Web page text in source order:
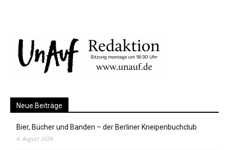
Neue Beiträge
Bier, Bücher und Banden – der Berliner Kneipenbuchclub
4. August 2026